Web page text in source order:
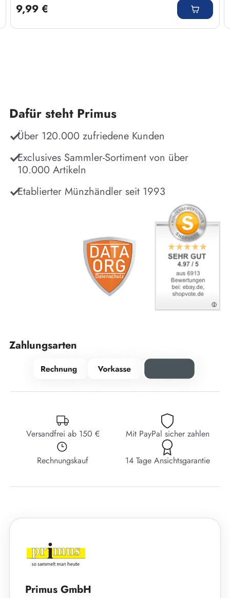
9,99 €
Dafür steht Primus
Über 120.000 zufriedene Kunden
Exclusives Sammler-Sortiment von über
10.000 Artikeln
Etablierter Münzhändler seit 1993
Zahlungsarten
Versandfrei ab 150 € Mit PayPal sicher zahlen
Rechnungskauf 14 Tage Ansichtsgarantie
Primus GmbH